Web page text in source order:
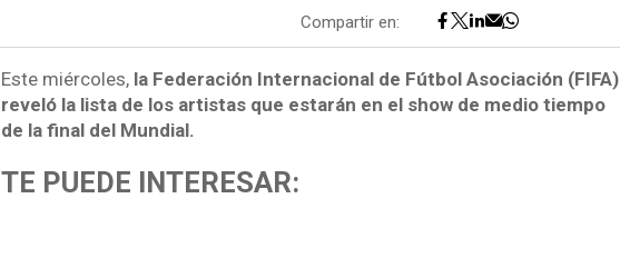
Compartir en:
Este miércoles, la Federación Internacional de Fútbol Asociación (FIFA)
reveló la lista de los artistas que estarán en el show de medio tiempo
de la final del Mundial.
TE PUEDE INTERESAR: